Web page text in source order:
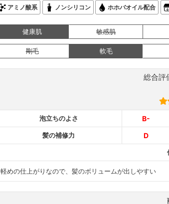
アミノ酸系 ノンシリコン ホホバオイル配合
健康肌 敏感肌
剛毛 軟毛
総合評
泡立ちのよさ B-
髪の補修力 D
軽めの仕上がりなので、髪のボリュームが出しやすい